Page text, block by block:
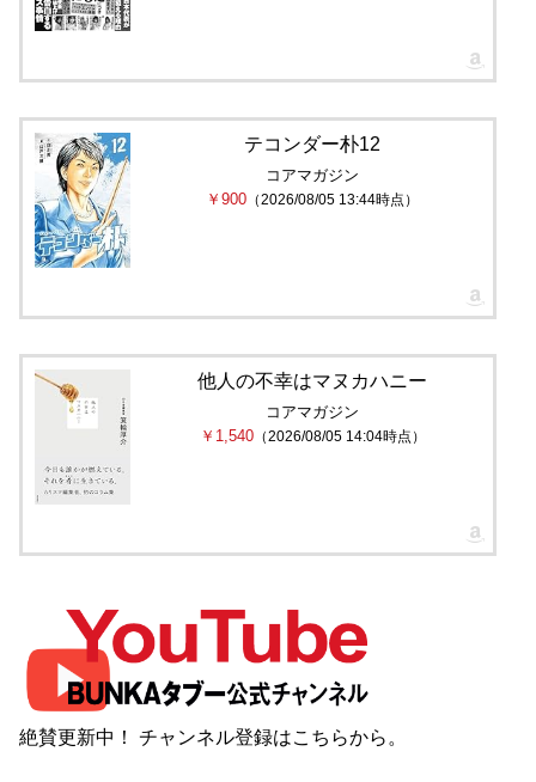
テコンダー朴12
コアマガジン
￥900 （2026/08/05 13:44時点）
他人の不幸はマヌカハニー
コアマガジン
￥1,540（2026/08/05 14:04時点）
絶賛更新中！ チャンネル登録はこちらから。